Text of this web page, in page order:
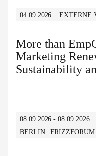
04.09.2026 EXTERNE
More than
Marketing
Sustainability
08.09.2026 - 08.09.2026
BERLIN | FRIZZFORUM